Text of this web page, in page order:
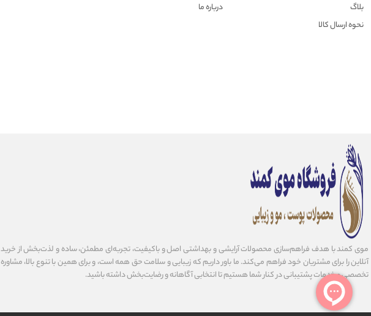
بلاگ
نحوه ارسال کالا
درباره ما
موی کمند با هدف فراهم‌سازی محصولات آرایشی و بهداشتی اصل و باکیفیت، تجربه‌ای مطمئن، ساده و لذت‌بخش از خرید
آنلاین را برای مشتریان خود فراهم می‌کند. ما باور داریم که زیبایی و سلامت حق همه است، و برای همین با تنوع بالا، مشاوره
تخصصی و خدمات پشتیبانی در کنار شما هستیم تا انتخابی آگاهانه و رضایت‌بخش داشته باشید.